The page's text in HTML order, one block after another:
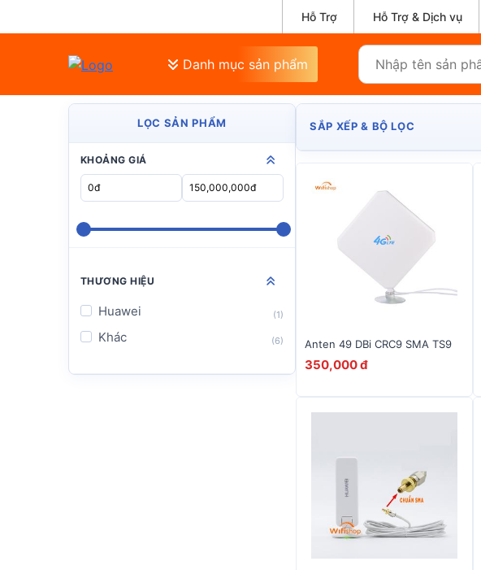
Hỗ Trợ Hỗ Trợ & Dịch vụ
Danh mục sản phẩm
LỌC SẢN PHẨM
KHOẢNG GIÁ
THƯƠNG HIỆU
Huawei (1)
Khác (6)
SẮP XẾP & BỘ LỌC
Anten 49 DBi CRC9 SMA TS9
350,000 đ